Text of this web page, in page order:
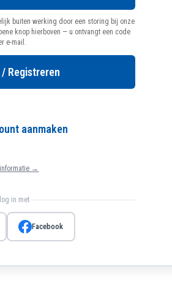
buiten werking door een storing bij onze
knop hierboven — u ontvangt een code
e-mail.
Registreren
aanmaken
→
in met
Facebook